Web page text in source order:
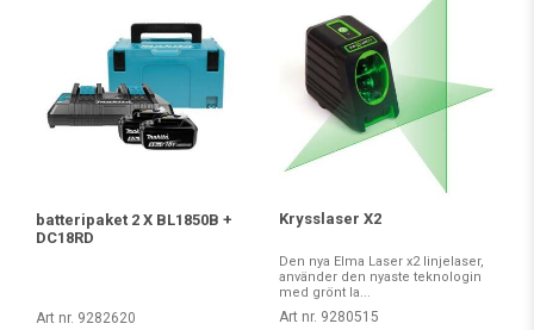
batteripaket 2 X BL1850B +
DC18RD
Art nr. 9282620
Krysslaser X2
Den nya Elma Laser x2 linjelaser,
använder den nyaste teknologin
med grönt la...
Art nr. 9280515